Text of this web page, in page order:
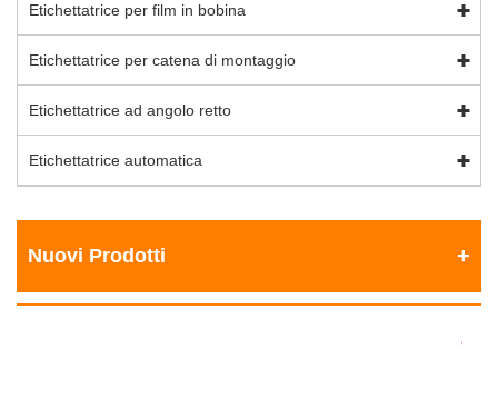
Etichettatrice per film in bobina
Etichettatrice per catena di montaggio
Etichettatrice ad angolo retto
Etichettatrice automatica
Nuovi Prodotti